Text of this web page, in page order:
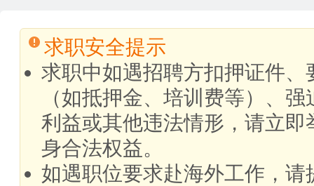
求职安全提示
求职中如遇招聘方扣押证件
（如抵押金、培训费等）、
利益或其他违法情形，请立
身合法权益。
如遇职位要求赴海外工作，